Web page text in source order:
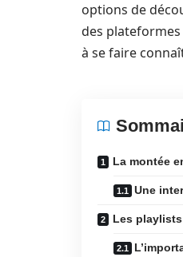
options de
des
à se faire
La montée
Une
Les